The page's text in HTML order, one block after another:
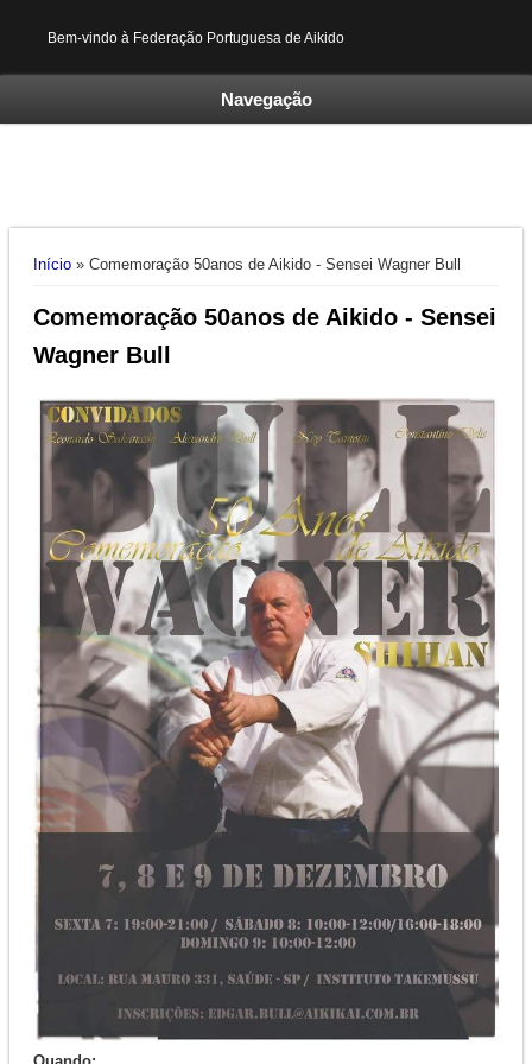
Bem-vindo à Federação Portuguesa de Aikido
Navegação
Está aqui
Início» Comemoração 50anos de Aikido - Sensei Wagner Bull
Comemoração 50anos de Aikido - Sensei
Wagner Bull